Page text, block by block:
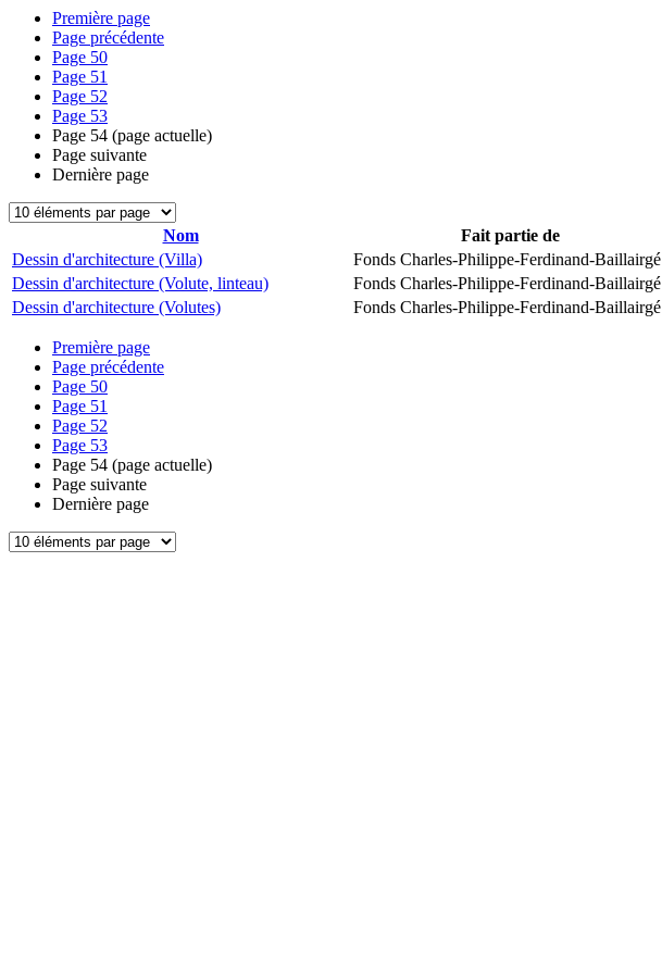
Première page
Page précédente
Page 50
Page 51
Page 52
Page 53
Page 54 (page actuelle)
Page suivante
Dernière page
Nom Fait partie de
Dessin d'architecture (Villa)
Fonds Charles-Philippe-Ferdinand-Baillairgé
Dessin d'architecture (Volute, linteau)
Fonds Charles-Philippe-Ferdinand-Baillairgé
Dessin d'architecture (Volutes)
Fonds Charles-Philippe-Ferdinand-Baillairgé
Première page
Page précédente
Page 50
Page 51
Page 52
Page 53
Page 54 (page actuelle)
Page suivante
Dernière page